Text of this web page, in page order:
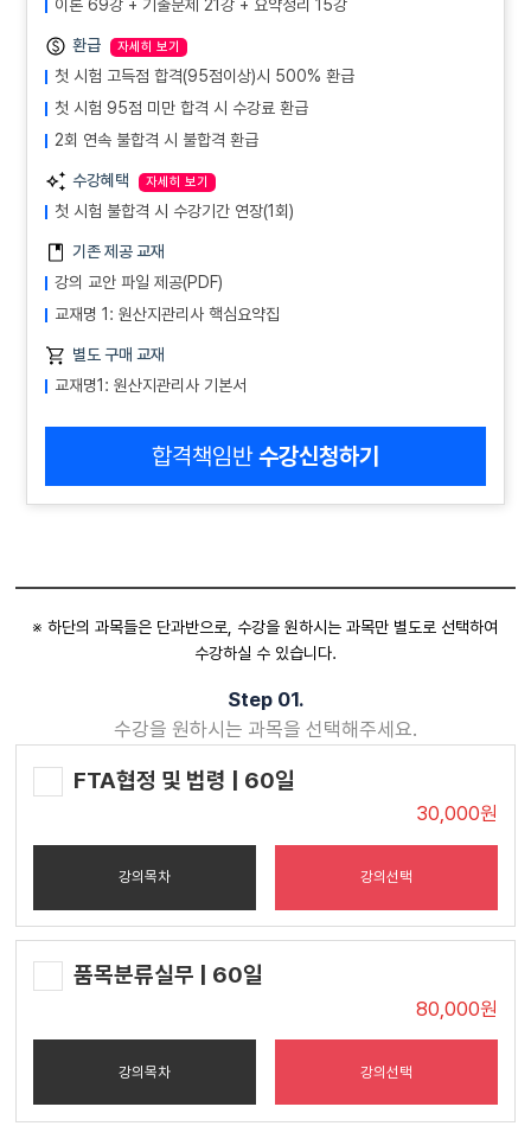
이론 69강 + 기출문제 21강 + 요약정리 15강
환급 자세히 보기
첫 시험 고득점 합격(95점이상)시 500% 환급
첫 시험 95점 미만 합격 시 수강료 환급
2회 연속 불합격 시 불합격 환급
수강혜택 자세히 보기
첫 시험 불합격 시 수강기간 연장(1회)
기존 제공 교재
강의 교안 파일 제공(PDF)
교재명 1: 원산지관리사 핵심요약집
별도 구매 교재
교재명1: 원산지관리사 기본서
합격책임반수강신청하기
※ 하단의 과목들은 단과반으로, 수강을 원하시는 과목만 별도로 선택하여
수강하실 수 있습니다.
Step 01.
수강을 원하시는 과목을 선택해주세요.
FTA협정 및 법령 | 60일
30,000원
강의목차 강의선택
품목분류실무 | 60일
80,000원
강의목차 강의선택